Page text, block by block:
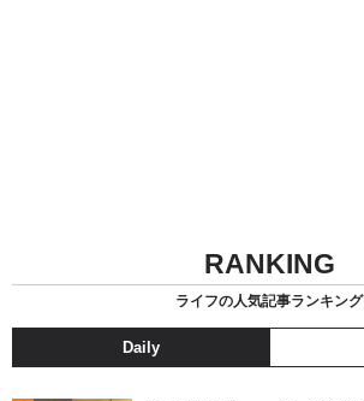
RANKING
ライフの人気記事ランキング
Daily